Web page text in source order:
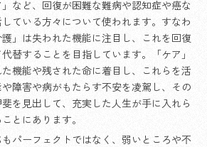
など、回復が困難な難病や認知症や癌な
ている方々について使われます。すなわ
」は失われた機能に注目し、これを回復
替することを目指しています。「ケア」
機能や残された命に着目し、これらを活
障害や病がもたらす不安を凌駕し、その
を見出して、充実した人生が手に入れら
とにあります。
パーフェクトではなく、弱いところや不